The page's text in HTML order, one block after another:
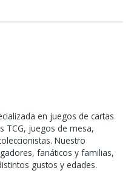
en juegos de cartas
TCG, juegos de mesa,
Nuestro
fanáticos y familias,
gustos y edades.